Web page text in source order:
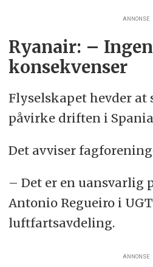
ANNONSE
Ryanair: – Ingen
konsekvenser
Flyselskapet hevder
påvirke driften i
Det avviser
– Det er en uansvarlig
Antonio Regueiro i
luftfartsavdeling.
ANNONSE